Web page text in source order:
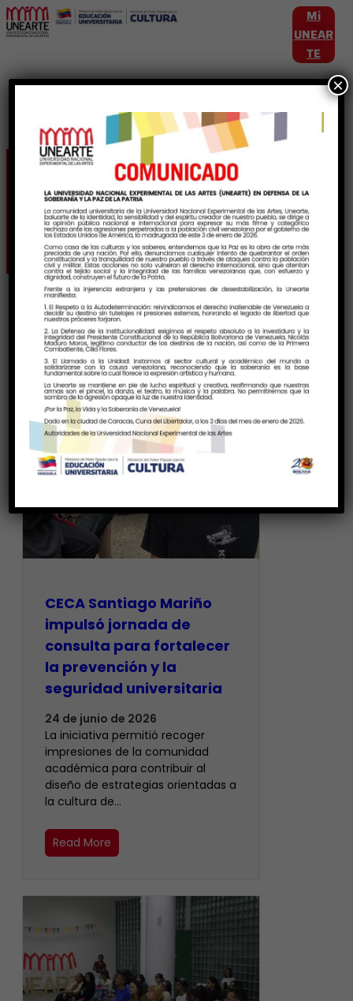
Mi
UNEAR
TE
Etiqueta:
compromisouniversitario
CECA Santiago Mariño
impulsó jornada de
consulta para fortalecer
la prevención y la
seguridad universitaria
24 de junio de 2026
La iniciativa permitió recoger
impresiones de la comunidad
académica para contribuir al
diseño de estrategias orientadas a
la cultura de…
Read More
×